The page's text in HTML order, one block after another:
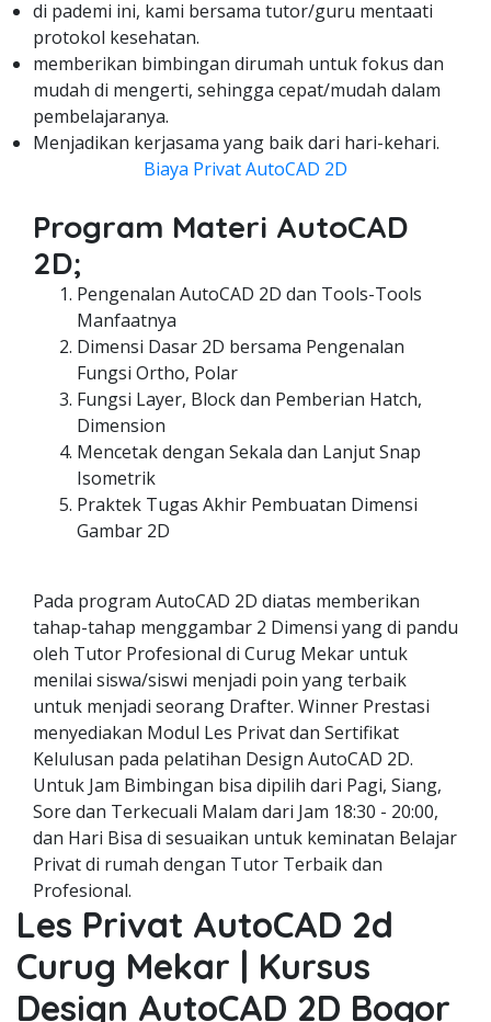
di pademi ini, kami bersama tutor/guru mentaati
protokol kesehatan.
memberikan bimbingan dirumah untuk fokus dan
mudah di mengerti, sehingga cepat/mudah dalam
pembelajaranya.
Menjadikan kerjasama yang baik dari hari-kehari.
Biaya Privat AutoCAD 2D
Program Materi AutoCAD
2D;
Pengenalan AutoCAD 2D dan Tools-Tools
Manfaatnya
Dimensi Dasar 2D bersama Pengenalan
Fungsi Ortho, Polar
Fungsi Layer, Block dan Pemberian Hatch,
Dimension
Mencetak dengan Sekala dan Lanjut Snap
Isometrik
Praktek Tugas Akhir Pembuatan Dimensi
Gambar 2D
Pada program AutoCAD 2D diatas memberikan
tahap-tahap menggambar 2 Dimensi yang di pandu
oleh Tutor Profesional di Curug Mekar untuk
menilai siswa/siswi menjadi poin yang terbaik
untuk menjadi seorang Drafter. Winner Prestasi
menyediakan Modul Les Privat dan Sertifikat
Kelulusan pada pelatihan Design AutoCAD 2D.
Untuk Jam Bimbingan bisa dipilih dari Pagi, Siang,
Sore dan Terkecuali Malam dari Jam 18:30 - 20:00,
dan Hari Bisa di sesuaikan untuk keminatan Belajar
Privat di rumah dengan Tutor Terbaik dan
Profesional.
Les Privat AutoCAD 2d
Curug Mekar | Kursus
Design AutoCAD 2D Bogor